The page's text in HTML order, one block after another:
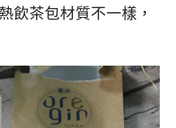
飲茶包材質不一樣，